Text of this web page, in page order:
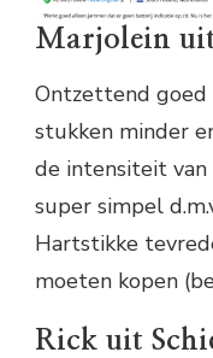
Marjolein
Ontzettend
stukken minder
de intensiteit
super simpel
Hartstikke
moeten kopen
Rick uit